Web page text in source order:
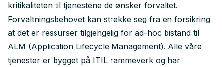
kritikaliteten til tjenestene de ønsker forvaltet.
Forvaltningsbehovet kan strekke seg fra en forsikring
at det er ressurser tilgjengelig for ad-hoc bistand til
ALM (Application Lifecycle Management). Alle våre
tjenester er bygget på ITIL rammeverk og har